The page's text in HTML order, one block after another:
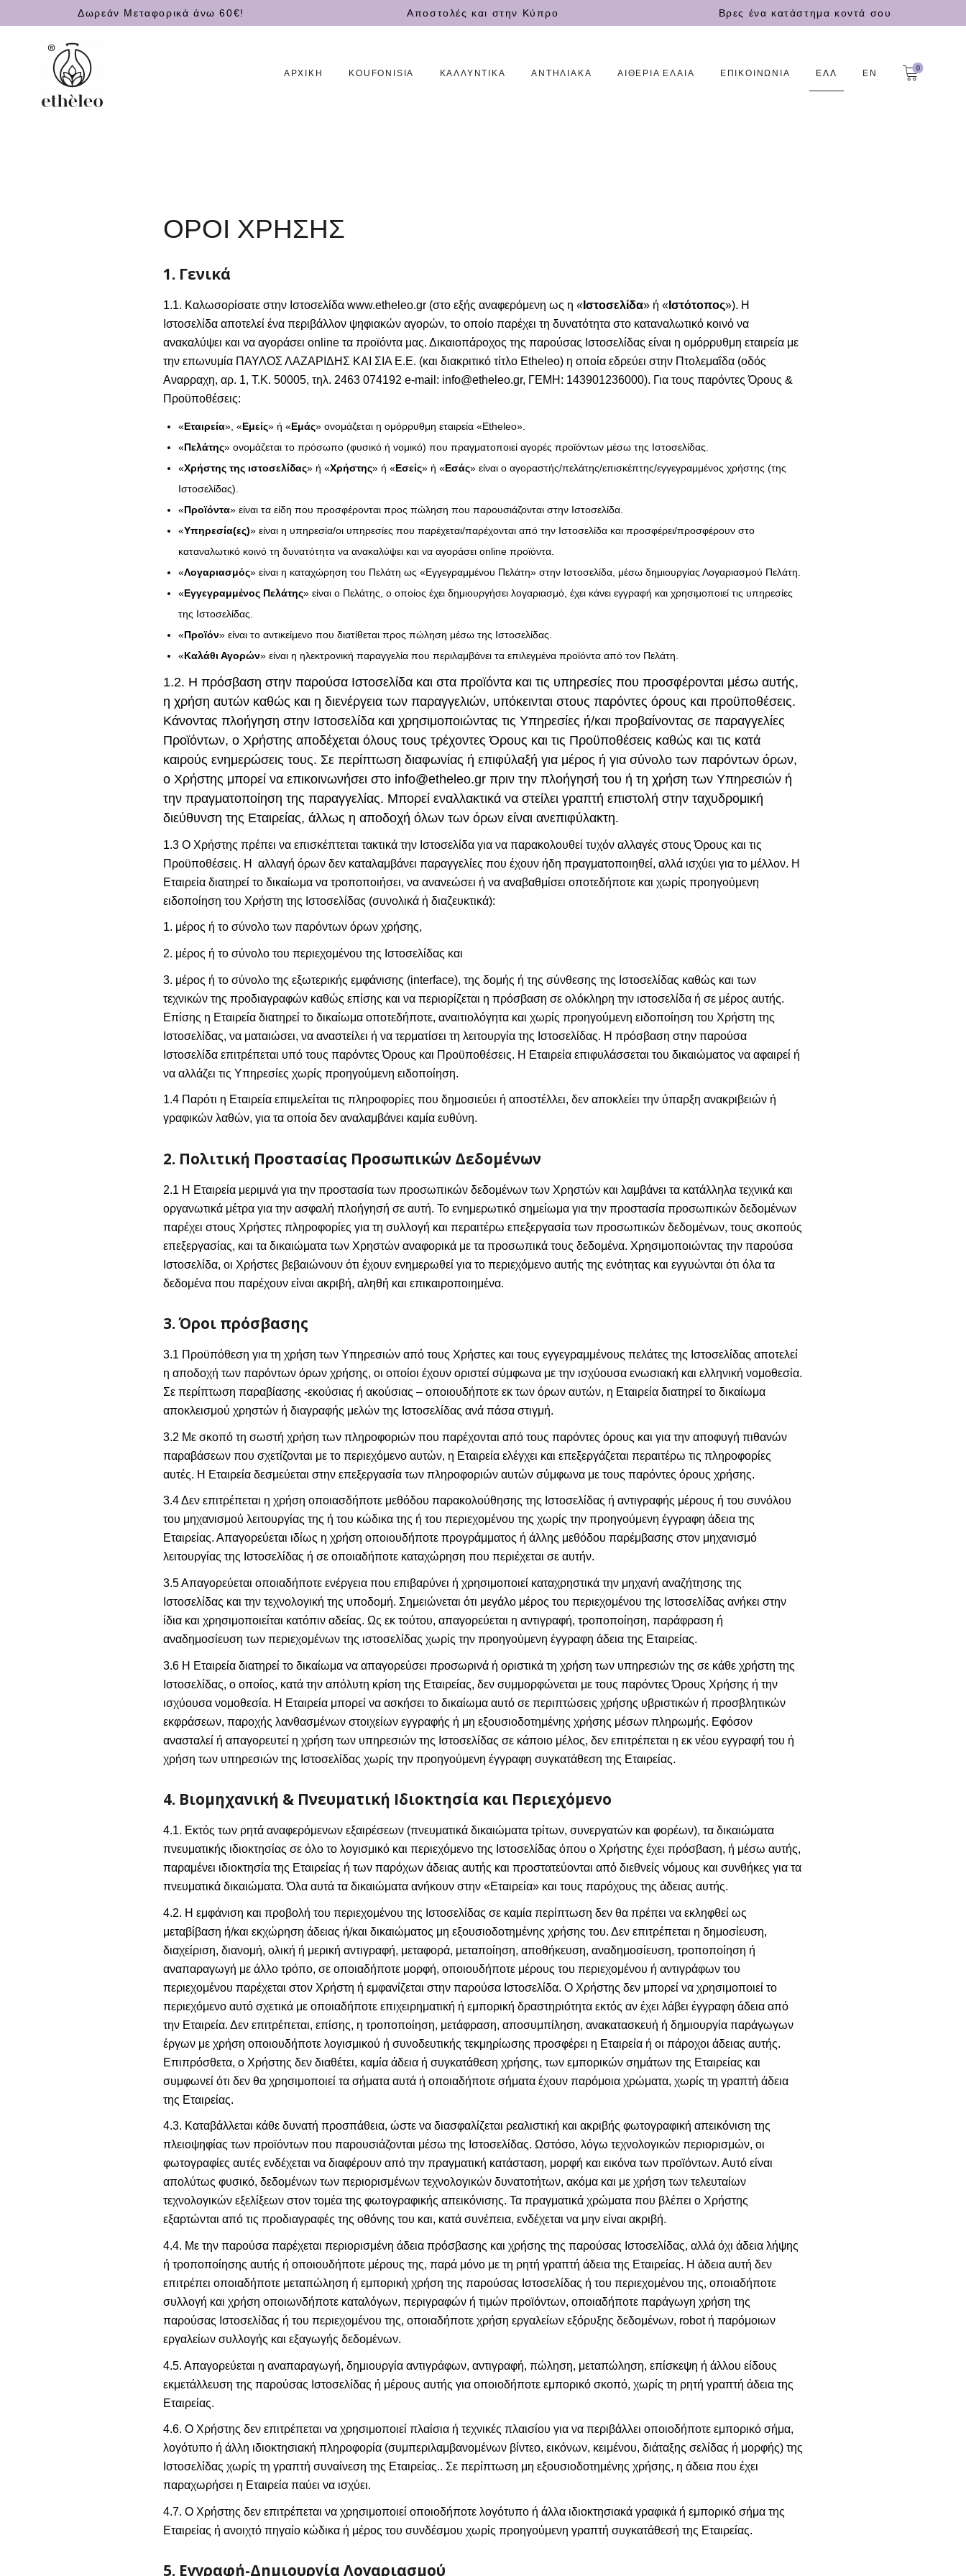
Δωρεάν Μεταφορικά άνω 60€! Αποστολές και στην Κύπρο Βρες ένα κατάστημα κοντά σου
ΑΡΧΙΚΗ KOUFONISIA ΚΑΛΛΥΝΤΙΚΆ ΑΝΤΗΛΙΑΚΆ ΑΙΘΕΡΙΑ ΕΛΑΙΑ ΕΠΙΚΟΙΝΩΝΙΑ ΕΛΛ EN
0
ΑΡΧΙΚΗ
ΟΡΟΙ ΧΡΗΣΗΣ
1. Γενικά
1.1. Καλωσορίσατε στην Ιστοσελίδα www.etheleo.gr (στο εξής αναφερόμενη ως η « Ιστοσελίδα» ή « Ιστότοπος»). Η
Ιστοσελίδα αποτελεί ένα περιβάλλον ψηφιακών αγορών, το οποίο παρέχει τη δυνατότητα στο καταναλωτικό κοινό να
ανακαλύψει και να αγοράσει online τα προϊόντα μας. Δικαιοπάροχος της παρούσας Ιστοσελίδας είναι η ομόρρυθμη εταιρεία με
την επωνυμία ΠΑΥΛΟΣ ΛΑΖΑΡΙΔΗΣ ΚΑΙ ΣΙΑ Ε.Ε. (και διακριτικό τίτλο Etheleo) η οποία εδρεύει στην Πτολεμαΐδα (οδός
Αναρραχη, αρ. 1, Τ.Κ. 50005, τηλ. 2463 074192 e-mail: info@etheleo.gr, ΓΕΜΗ: 143901236000). Για τους παρόντες Όρους &
Προϋποθέσεις:
«Εταιρεία», «Εμείς» ή «Εμάς» ονομάζεται η ομόρρυθμη εταιρεία «Etheleo».
«Πελάτης» ονομάζεται το πρόσωπο (φυσικό ή νομικό) που πραγματοποιεί αγορές προϊόντων μέσω της Ιστοσελίδας.
«Χρήστης της ιστοσελίδας» ή «Χρήστης» ή «Εσείς» ή «Εσάς» είναι ο αγοραστής/πελάτης/επισκέπτης/εγγεγραμμένος χρήστης (της
Ιστοσελίδας).
«Προϊόντα» είναι τα είδη που προσφέρονται προς πώληση που παρουσιάζονται στην Ιστοσελίδα.
«Υπηρεσία(ες)» είναι η υπηρεσία/οι υπηρεσίες που παρέχεται/παρέχονται από την Ιστοσελίδα και προσφέρει/προσφέρουν στο
καταναλωτικό κοινό τη δυνατότητα να ανακαλύψει και να αγοράσει online προϊόντα.
«Λογαριασμός» είναι η καταχώρηση του Πελάτη ως «Εγγεγραμμένου Πελάτη» στην Ιστοσελίδα, μέσω δημιουργίας Λογαριασμού Πελάτη.
«Εγγεγραμμένος Πελάτης» είναι ο Πελάτης, ο οποίος έχει δημιουργήσει λογαριασμό, έχει κάνει εγγραφή και χρησιμοποιεί τις υπηρεσίες
της Ιστοσελίδας.
«Προϊόν» είναι το αντικείμενο που διατίθεται προς πώληση μέσω της Ιστοσελίδας.
«Καλάθι Αγορών» είναι η ηλεκτρονική παραγγελία που περιλαμβάνει τα επιλεγμένα προϊόντα από τον Πελάτη.
1.2. Η πρόσβαση στην παρούσα Ιστοσελίδα και στα προϊόντα και τις υπηρεσίες που προσφέρονται μέσω αυτής,
η χρήση αυτών καθώς και η διενέργεια των παραγγελιών, υπόκεινται στους παρόντες όρους και προϋποθέσεις.
Κάνοντας πλοήγηση στην Ιστοσελίδα και χρησιμοποιώντας τις Υπηρεσίες ή/και προβαίνοντας σε παραγγελίες
Προϊόντων, ο Χρήστης αποδέχεται όλους τους τρέχοντες Όρους και τις Προϋποθέσεις καθώς και τις κατά
καιρούς ενημερώσεις τους. Σε περίπτωση διαφωνίας ή επιφύλαξή για μέρος ή για σύνολο των παρόντων όρων,
ο Χρήστης μπορεί να επικοινωνήσει στο info@etheleo.gr πριν την πλοήγησή του ή τη χρήση των Υπηρεσιών ή
την πραγματοποίηση της παραγγελίας. Μπορεί εναλλακτικά να στείλει γραπτή επιστολή στην ταχυδρομική
διεύθυνση της Εταιρείας, άλλως η αποδοχή όλων των όρων είναι ανεπιφύλακτη.
1.3 Ο Χρήστης πρέπει να επισκέπτεται τακτικά την Ιστοσελίδα για να παρακολουθεί τυχόν αλλαγές στους Όρους και τις
Προϋποθέσεις. Η αλλαγή όρων δεν καταλαμβάνει παραγγελίες που έχουν ήδη πραγματοποιηθεί, αλλά ισχύει για το μέλλον. Η
Εταιρεία διατηρεί το δικαίωμα να τροποποιήσει, να ανανεώσει ή να αναβαθμίσει οποτεδήποτε και χωρίς προηγούμενη
ειδοποίηση του Χρήστη της Ιστοσελίδας (συνολικά ή διαζευκτικά):
1. μέρος ή το σύνολο των παρόντων όρων χρήσης,
2. μέρος ή το σύνολο του περιεχομένου της Ιστοσελίδας και
3. μέρος ή το σύνολο της εξωτερικής εμφάνισης (interface), της δομής ή της σύνθεσης της Ιστοσελίδας καθώς και των
τεχνικών της προδιαγραφών καθώς επίσης και να περιορίζεται η πρόσβαση σε ολόκληρη την ιστοσελίδα ή σε μέρος αυτής.
Επίσης η Εταιρεία διατηρεί το δικαίωμα οποτεδήποτε, αναιτιολόγητα και χωρίς προηγούμενη ειδοποίηση του Χρήστη της
Ιστοσελίδας, να ματαιώσει, να αναστείλει ή να τερματίσει τη λειτουργία της Ιστοσελίδας. Η πρόσβαση στην παρούσα
Ιστοσελίδα επιτρέπεται υπό τους παρόντες Όρους και Προϋποθέσεις. Η Εταιρεία επιφυλάσσεται του δικαιώματος να αφαιρεί ή
να αλλάζει τις Υπηρεσίες χωρίς προηγούμενη ειδοποίηση.
1.4 Παρότι η Εταιρεία επιμελείται τις πληροφορίες που δημοσιεύει ή αποστέλλει, δεν αποκλείει την ύπαρξη ανακριβειών ή
γραφικών λαθών, για τα οποία δεν αναλαμβάνει καμία ευθύνη.
2. Πολιτική Προστασίας Προσωπικών Δεδομένων
2.1 Η Εταιρεία μεριμνά για την προστασία των προσωπικών δεδομένων των Χρηστών και λαμβάνει τα κατάλληλα τεχνικά και
οργανωτικά μέτρα για την ασφαλή πλοήγησή σε αυτή. Το ενημερωτικό σημείωμα για την προστασία προσωπικών δεδομένων
παρέχει στους Χρήστες πληροφορίες για τη συλλογή και περαιτέρω επεξεργασία των προσωπικών δεδομένων, τους σκοπούς
επεξεργασίας, και τα δικαιώματα των Χρηστών αναφορικά με τα προσωπικά τους δεδομένα. Χρησιμοποιώντας την παρούσα
Ιστοσελίδα, οι Χρήστες βεβαιώνουν ότι έχουν ενημερωθεί για το περιεχόμενο αυτής της ενότητας και εγγυώνται ότι όλα τα
δεδομένα που παρέχουν είναι ακριβή, αληθή και επικαιροποιημένα.
3. Όροι πρόσβασης
3.1 Προϋπόθεση για τη χρήση των Υπηρεσιών από τους Χρήστες και τους εγγεγραμμένους πελάτες της Ιστοσελίδας αποτελεί
η αποδοχή των παρόντων όρων χρήσης, οι οποίοι έχουν οριστεί σύμφωνα με την ισχύουσα ενωσιακή και ελληνική νομοθεσία.
Σε περίπτωση παραβίασης -εκούσιας ή ακούσιας – οποιουδήποτε εκ των όρων αυτών, η Εταιρεία διατηρεί το δικαίωμα
αποκλεισμού χρηστών ή διαγραφής μελών της Ιστοσελίδας ανά πάσα στιγμή.
3.2 Με σκοπό τη σωστή χρήση των πληροφοριών που παρέχονται από τους παρόντες όρους και για την αποφυγή πιθανών
παραβάσεων που σχετίζονται με το περιεχόμενο αυτών, η Εταιρεία ελέγχει και επεξεργάζεται περαιτέρω τις πληροφορίες
αυτές. Η Εταιρεία δεσμεύεται στην επεξεργασία των πληροφοριών αυτών σύμφωνα με τους παρόντες όρους χρήσης.
3.4 Δεν επιτρέπεται η χρήση οποιασδήποτε μεθόδου παρακολούθησης της Ιστοσελίδας ή αντιγραφής μέρους ή του συνόλου
του μηχανισμού λειτουργίας της ή του κώδικα της ή του περιεχομένου της χωρίς την προηγούμενη έγγραφη άδεια της
Εταιρείας. Απαγορεύεται ιδίως η χρήση οποιουδήποτε προγράμματος ή άλλης μεθόδου παρέμβασης στον μηχανισμό
λειτουργίας της Ιστοσελίδας ή σε οποιαδήποτε καταχώρηση που περιέχεται σε αυτήν.
3.5 Απαγορεύεται οποιαδήποτε ενέργεια που επιβαρύνει ή χρησιμοποιεί καταχρηστικά την μηχανή αναζήτησης της
Ιστοσελίδας και την τεχνολογική της υποδομή. Σημειώνεται ότι μεγάλο μέρος του περιεχομένου της Ιστοσελίδας ανήκει στην
ίδια και χρησιμοποιείται κατόπιν αδείας. Ως εκ τούτου, απαγορεύεται η αντιγραφή, τροποποίηση, παράφραση ή
αναδημοσίευση των περιεχομένων της ιστοσελίδας χωρίς την προηγούμενη έγγραφη άδεια της Εταιρείας.
3.6 Η Εταιρεία διατηρεί το δικαίωμα να απαγορεύσει προσωρινά ή οριστικά τη χρήση των υπηρεσιών της σε κάθε χρήστη της
Ιστοσελίδας, ο οποίος, κατά την απόλυτη κρίση της Εταιρείας, δεν συμμορφώνεται με τους παρόντες Όρους Χρήσης ή την
ισχύουσα νομοθεσία. Η Εταιρεία μπορεί να ασκήσει το δικαίωμα αυτό σε περιπτώσεις χρήσης υβριστικών ή προσβλητικών
εκφράσεων, παροχής λανθασμένων στοιχείων εγγραφής ή μη εξουσιοδοτημένης χρήσης μέσων πληρωμής. Εφόσον
ανασταλεί ή απαγορευτεί η χρήση των υπηρεσιών της Ιστοσελίδας σε κάποιο μέλος, δεν επιτρέπεται η εκ νέου εγγραφή του ή
χρήση των υπηρεσιών της Ιστοσελίδας χωρίς την προηγούμενη έγγραφη συγκατάθεση της Εταιρείας.
4. Βιομηχανική & Πνευματική Ιδιοκτησία και Περιεχόμενο
4.1. Εκτός των ρητά αναφερόμενων εξαιρέσεων (πνευματικά δικαιώματα τρίτων, συνεργατών και φορέων), τα δικαιώματα
πνευματικής ιδιοκτησίας σε όλο το λογισμικό και περιεχόμενο της Ιστοσελίδας όπου ο Χρήστης έχει πρόσβαση, ή μέσω αυτής,
παραμένει ιδιοκτησία της Εταιρείας ή των παρόχων άδειας αυτής και προστατεύονται από διεθνείς νόμους και συνθήκες για τα
πνευματικά δικαιώματα. Όλα αυτά τα δικαιώματα ανήκουν στην «Εταιρεία» και τους παρόχους της άδειας αυτής.
4.2. Η εμφάνιση και προβολή του περιεχομένου της Ιστοσελίδας σε καμία περίπτωση δεν θα πρέπει να εκληφθεί ως
μεταβίβαση ή/και εκχώρηση άδειας ή/και δικαιώματος μη εξουσιοδοτημένης χρήσης του. Δεν επιτρέπεται η δημοσίευση,
διαχείριση, διανομή, ολική ή μερική αντιγραφή, μεταφορά, μεταποίηση, αποθήκευση, αναδημοσίευση, τροποποίηση ή
αναπαραγωγή με άλλο τρόπο, σε οποιαδήποτε μορφή, οποιουδήποτε μέρους του περιεχομένου ή αντιγράφων του
περιεχομένου παρέχεται στον Χρήστη ή εμφανίζεται στην παρούσα Ιστοσελίδα. Ο Χρήστης δεν μπορεί να χρησιμοποιεί το
περιεχόμενο αυτό σχετικά με οποιαδήποτε επιχειρηματική ή εμπορική δραστηριότητα εκτός αν έχει λάβει έγγραφη άδεια από
την Εταιρεία. Δεν επιτρέπεται, επίσης, η τροποποίηση, μετάφραση, αποσυμπίληση, ανακατασκευή ή δημιουργία παράγωγων
έργων με χρήση οποιουδήποτε λογισμικού ή συνοδευτικής τεκμηρίωσης προσφέρει η Εταιρεία ή οι πάροχοι άδειας αυτής.
Επιπρόσθετα, ο Χρήστης δεν διαθέτει, καμία άδεια ή συγκατάθεση χρήσης, των εμπορικών σημάτων της Εταιρείας και
συμφωνεί ότι δεν θα χρησιμοποιεί τα σήματα αυτά ή οποιαδήποτε σήματα έχουν παρόμοια χρώματα, χωρίς τη γραπτή άδεια
της Εταιρείας.
4.3. Καταβάλλεται κάθε δυνατή προσπάθεια, ώστε να διασφαλίζεται ρεαλιστική και ακριβής φωτογραφική απεικόνιση της
πλειοψηφίας των προϊόντων που παρουσιάζονται μέσω της Ιστοσελίδας. Ωστόσο, λόγω τεχνολογικών περιορισμών, οι
φωτογραφίες αυτές ενδέχεται να διαφέρουν από την πραγματική κατάσταση, μορφή και εικόνα των προϊόντων. Αυτό είναι
απολύτως φυσικό, δεδομένων των περιορισμένων τεχνολογικών δυνατοτήτων, ακόμα και με χρήση των τελευταίων
τεχνολογικών εξελίξεων στον τομέα της φωτογραφικής απεικόνισης. Τα πραγματικά χρώματα που βλέπει ο Χρήστης
εξαρτώνται από τις προδιαγραφές της οθόνης του και, κατά συνέπεια, ενδέχεται να μην είναι ακριβή.
4.4. Με την παρούσα παρέχεται περιορισμένη άδεια πρόσβασης και χρήσης της παρούσας Ιστοσελίδας, αλλά όχι άδεια λήψης
ή τροποποίησης αυτής ή οποιουδήποτε μέρους της, παρά μόνο με τη ρητή γραπτή άδεια της Εταιρείας. Η άδεια αυτή δεν
επιτρέπει οποιαδήποτε μεταπώληση ή εμπορική χρήση της παρούσας Ιστοσελίδας ή του περιεχομένου της, οποιαδήποτε
συλλογή και χρήση οποιωνδήποτε καταλόγων, περιγραφών ή τιμών προϊόντων, οποιαδήποτε παράγωγη χρήση της
παρούσας Ιστοσελίδας ή του περιεχομένου της, οποιαδήποτε χρήση εργαλείων εξόρυξης δεδομένων, robot ή παρόμοιων
εργαλείων συλλογής και εξαγωγής δεδομένων.
4.5. Απαγορεύεται η αναπαραγωγή, δημιουργία αντιγράφων, αντιγραφή, πώληση, μεταπώληση, επίσκεψη ή άλλου είδους
εκμετάλλευση της παρούσας Ιστοσελίδας ή μέρους αυτής για οποιοδήποτε εμπορικό σκοπό, χωρίς τη ρητή γραπτή άδεια της
Εταιρείας.
4.6. Ο Χρήστης δεν επιτρέπεται να χρησιμοποιεί πλαίσια ή τεχνικές πλαισίου για να περιβάλλει οποιοδήποτε εμπορικό σήμα,
λογότυπο ή άλλη ιδιοκτησιακή πληροφορία (συμπεριλαμβανομένων βίντεο, εικόνων, κειμένου, διάταξης σελίδας ή μορφής) της
Ιστοσελίδας χωρίς τη γραπτή συναίνεση της Εταιρείας.. Σε περίπτωση μη εξουσιοδοτημένης χρήσης, η άδεια που έχει
παραχωρήσει η Εταιρεία παύει να ισχύει.
4.7. Ο Χρήστης δεν επιτρέπεται να χρησιμοποιεί οποιοδήποτε λογότυπο ή άλλα ιδιοκτησιακά γραφικά ή εμπορικό σήμα της
Εταιρείας ή ανοιχτό πηγαίο κώδικα ή μέρος του συνδέσμου χωρίς προηγούμενη γραπτή συγκατάθεσή της Εταιρείας.
5. Εγγραφή-Δημιουργία Λογαριασμού